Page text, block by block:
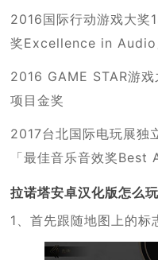
2016国际行动游戏大奖
奖Excellence in Audio
2016 GAME STAR游
项目金奖
2017台北国际电玩展
「最佳音乐音效奖Best
拉诺塔安卓汉化版怎么玩
1、首先跟随地图上的标